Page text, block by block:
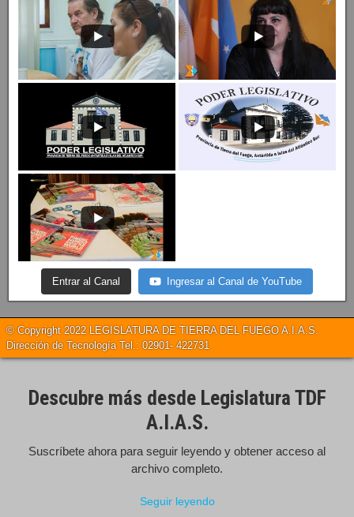
Entrar al Canal Ingresar al Canal de YouTube
© Copyright 2022 LEGISLATURA DE TIERRA DEL FUEGO A.I.A.S.
Dirección de Tecnología Tel.: 02901- 422731
Descubre más desde Legislatura TDF
A.I.A.S.
Suscríbete ahora para seguir leyendo y obtener acceso al
archivo completo.
Seguir leyendo